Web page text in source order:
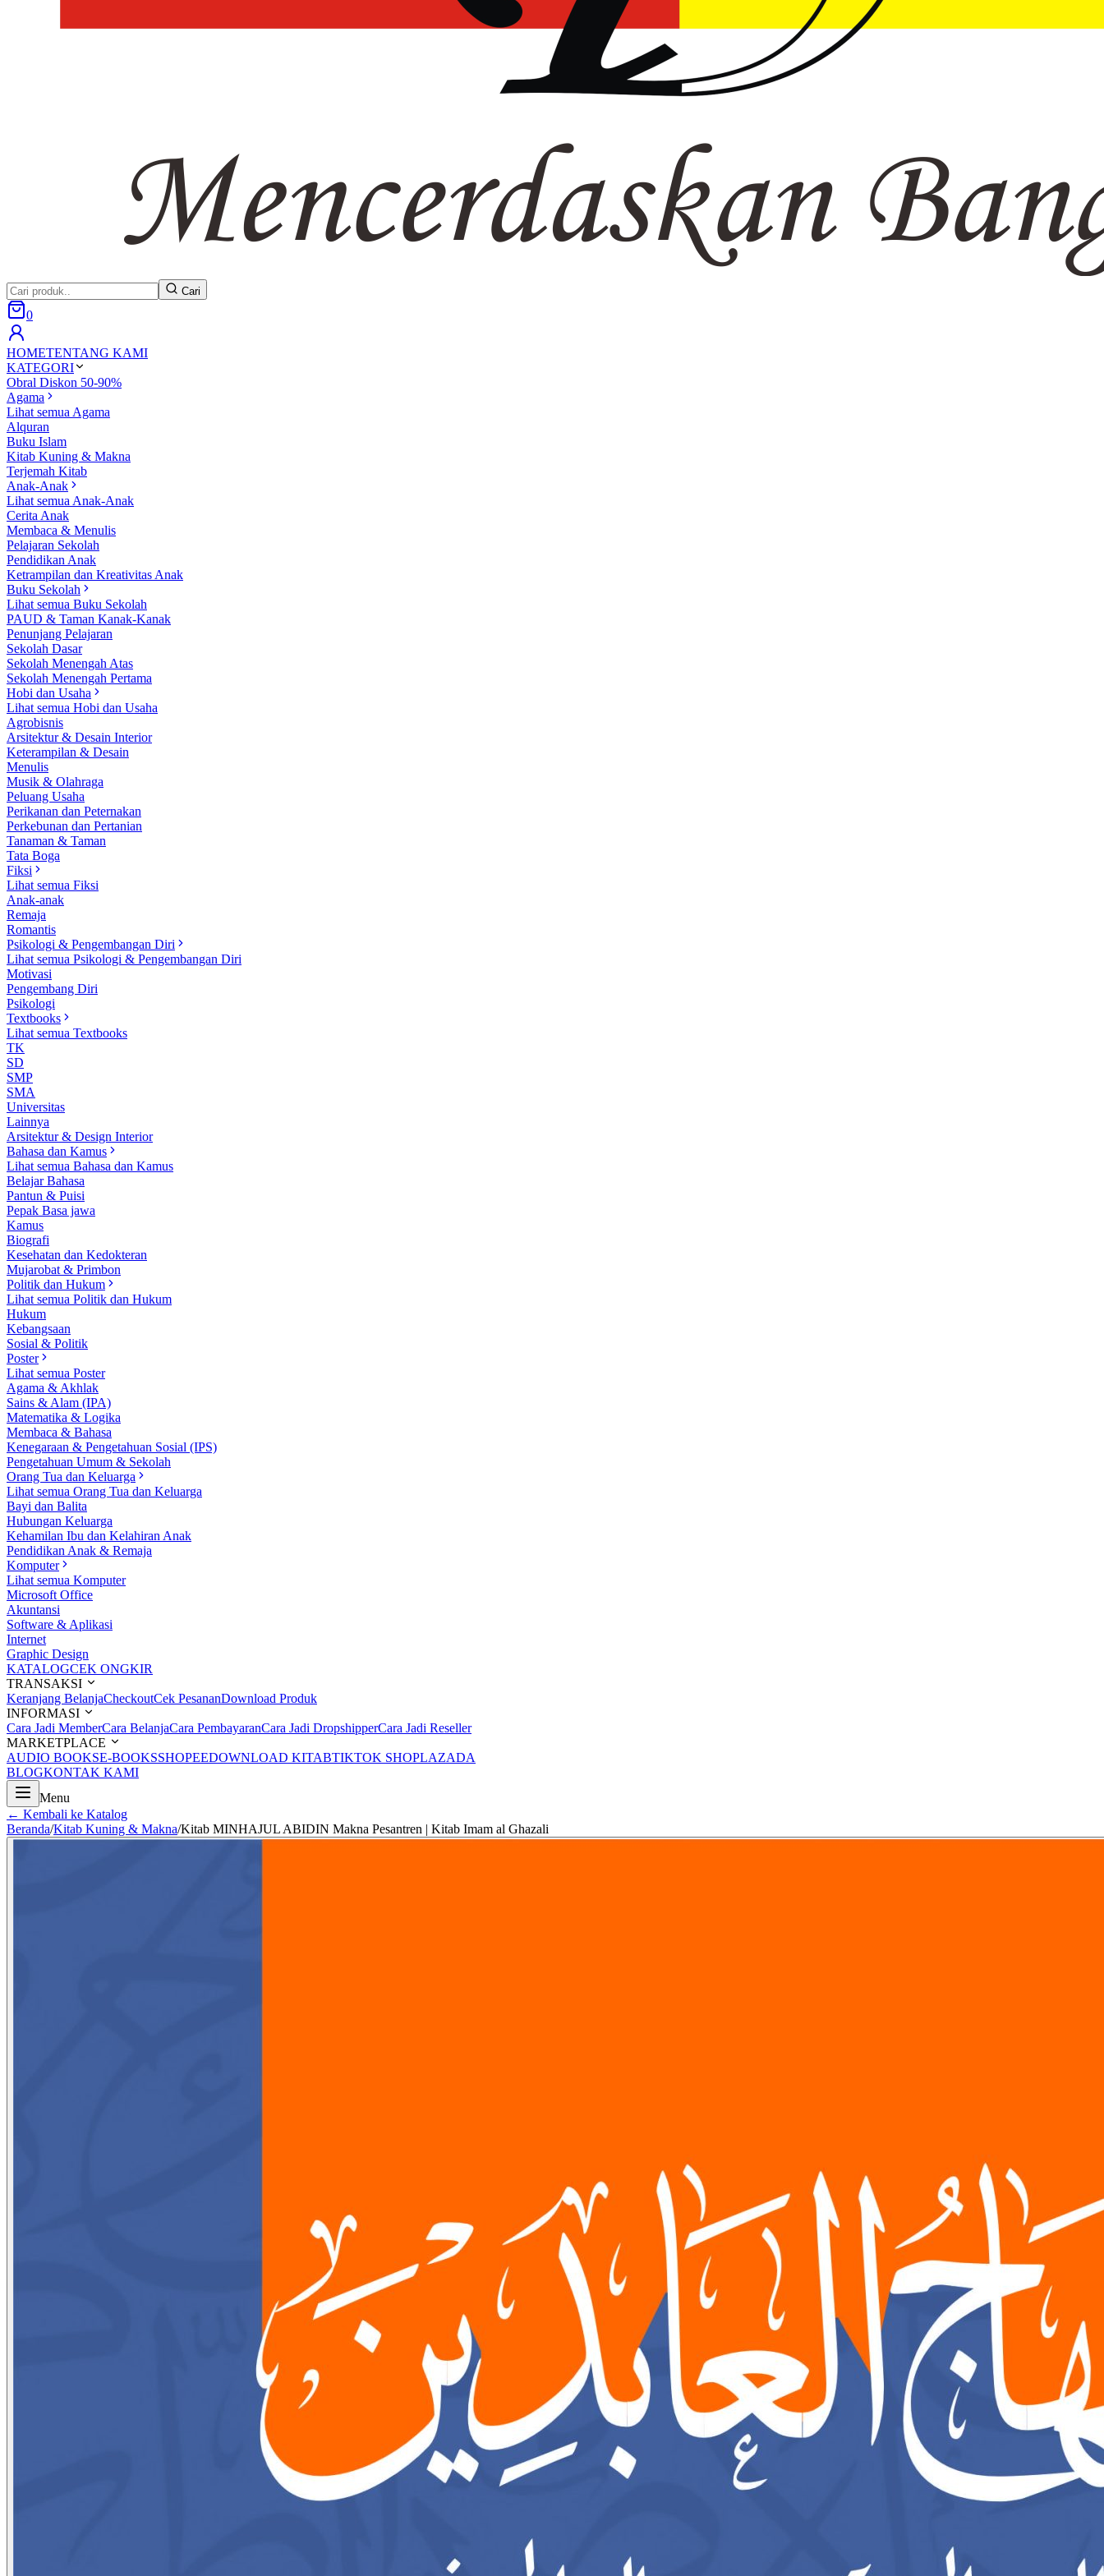
Cari
0
HOMETENTANG KAMI
KATEGORI
Obral Diskon 50-90%
Agama
Lihat semua Agama
Alquran
Buku Islam
Kitab Kuning & Makna
Terjemah Kitab
Anak-Anak
Lihat semua Anak-Anak
Cerita Anak
Membaca & Menulis
Pelajaran Sekolah
Pendidikan Anak
Ketrampilan dan Kreativitas Anak
Buku Sekolah
Lihat semua Buku Sekolah
PAUD & Taman Kanak-Kanak
Penunjang Pelajaran
Sekolah Dasar
Sekolah Menengah Atas
Sekolah Menengah Pertama
Hobi dan Usaha
Lihat semua Hobi dan Usaha
Agrobisnis
Arsitektur & Desain Interior
Keterampilan & Desain
Menulis
Musik & Olahraga
Peluang Usaha
Perikanan dan Peternakan
Perkebunan dan Pertanian
Tanaman & Taman
Tata Boga
Fiksi
Lihat semua Fiksi
Anak-anak
Remaja
Romantis
Psikologi & Pengembangan Diri
Lihat semua Psikologi & Pengembangan Diri
Motivasi
Pengembang Diri
Psikologi
Textbooks
Lihat semua Textbooks
TK
SD
SMP
SMA
Universitas
Lainnya
Arsitektur & Design Interior
Bahasa dan Kamus
Lihat semua Bahasa dan Kamus
Belajar Bahasa
Pantun & Puisi
Pepak Basa jawa
Kamus
Biografi
Kesehatan dan Kedokteran
Mujarobat & Primbon
Politik dan Hukum
Lihat semua Politik dan Hukum
Hukum
Kebangsaan
Sosial & Politik
Poster
Lihat semua Poster
Agama & Akhlak
Sains & Alam (IPA)
Matematika & Logika
Membaca & Bahasa
Kenegaraan & Pengetahuan Sosial (IPS)
Pengetahuan Umum & Sekolah
Orang Tua dan Keluarga
Lihat semua Orang Tua dan Keluarga
Bayi dan Balita
Hubungan Keluarga
Kehamilan Ibu dan Kelahiran Anak
Pendidikan Anak & Remaja
Komputer
Lihat semua Komputer
Microsoft Office
Akuntansi
Software & Aplikasi
Internet
Graphic Design
KATALOGCEK ONGKIR
TRANSAKSI
Keranjang BelanjaCheckoutCek PesananDownload Produk
INFORMASI
Cara Jadi MemberCara BelanjaCara PembayaranCara Jadi DropshipperCara Jadi Reseller
MARKETPLACE
AUDIO BOOKSE-BOOKSSHOPEEDOWNLOAD KITABTIKTOK SHOPLAZADA
BLOGKONTAK KAMI
Menu
← Kembali ke Katalog
Beranda/Kitab Kuning & Makna/Kitab MINHAJUL ABIDIN Makna Pesantren | Kitab Imam al Ghazali